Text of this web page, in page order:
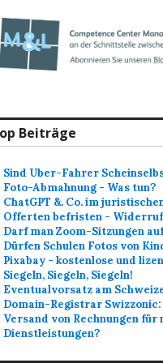
Beiträge
Sind Uber-Fahrer
Foto-Abmahnung - Was tun?
ChatGPT &. Co. im
Offerten befristen -
Darf man Zoom-Sitzungen
Dürfen Schulen Fotos von
Pixabay - kostenlose und
Siegeln, Siegeln, Siegeln!
Eventualvorsatz am
Domain-Registrar
Versand von Rechnungen
Dienstleistungen?